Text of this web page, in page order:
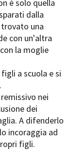
è solo quella
dalla
una
con un'altra
la moglie
a scuola e si
nei
dei
A difenderlo
incoraggia ad
figli.